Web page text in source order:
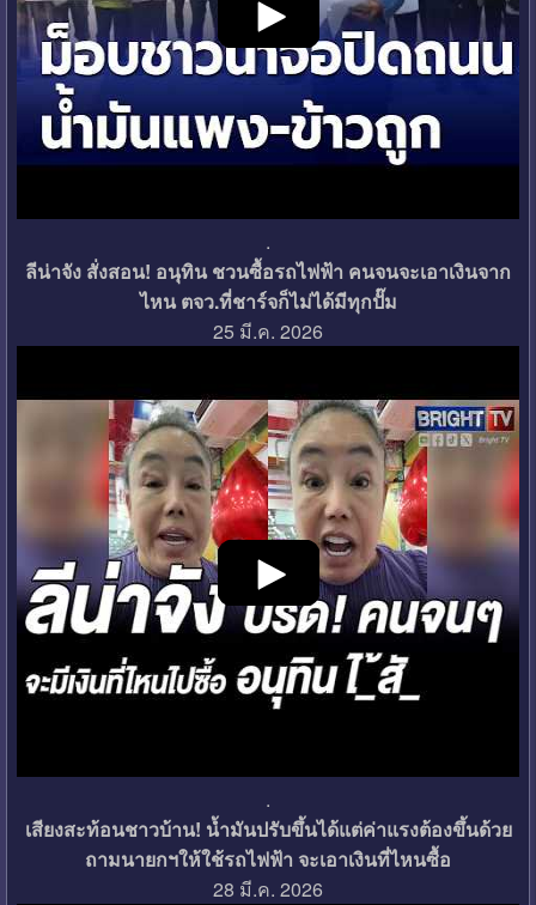
.
ลีน่าจัง สั่งสอน! อนุทิน ชวนซื้อรถไฟฟ้า คนจนจะเอาเงินจาก
ไหน ตจว.ที่ชาร์จก็ไม่ได้มีทุกปั๊ม
25 มี.ค. 2026
.
เสียงสะท้อนชาวบ้าน! น้ำมันปรับขึ้นได้แต่ค่าแรงต้องขึ้นด้วย
ถามนายกฯให้ใช้รถไฟฟ้า จะเอาเงินที่ไหนซื้อ
28 มี.ค. 2026